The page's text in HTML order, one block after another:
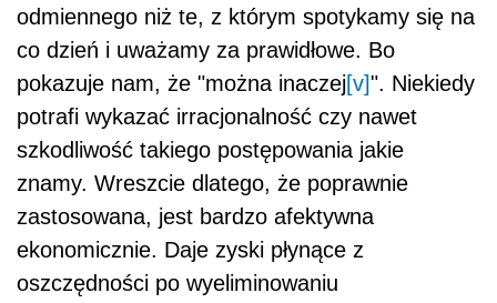
odmiennego niż te, z którym spotykamy się na
co dzień i uważamy za prawidłowe. Bo
pokazuje nam, że "można inaczej[v]". Niekiedy
potrafi wykazać irracjonalność czy nawet
szkodliwość takiego postępowania jakie
znamy. Wreszcie dlatego, że poprawnie
zastosowana, jest bardzo afektywna
ekonomicznie. Daje zyski płynące z
oszczędności po wyeliminowaniu